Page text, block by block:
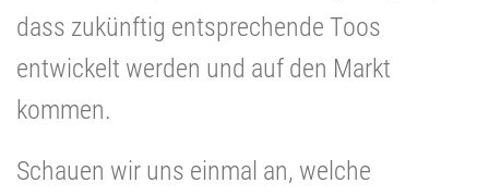
dass zukünftig entsprechende Toos
entwickelt werden und auf den Markt
kommen.
Schauen wir uns einmal an, welche